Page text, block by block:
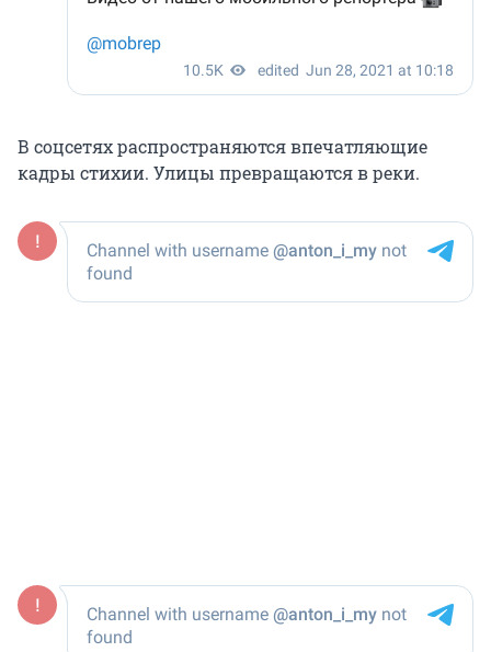
В соцсетях распространяются впечатляющие
кадры стихии. Улицы превращаются в реки.